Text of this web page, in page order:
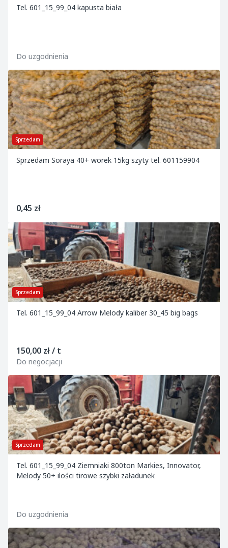
Tel. 601_15_99_04 kapusta biała
Do uzgodnienia
Sprzedam
Sprzedam Soraya 40+ worek 15kg szyty tel. 601159904
0,45 zł
Sprzedam
Tel. 601_15_99_04 Arrow Melody kaliber 30_45 big bags
150,00 zł / t
Do negocjacji
Sprzedam
Tel. 601_15_99_04 Ziemniaki 800ton Markies, Innovator,
Melody 50+ ilości tirowe szybki załadunek
Do uzgodnienia